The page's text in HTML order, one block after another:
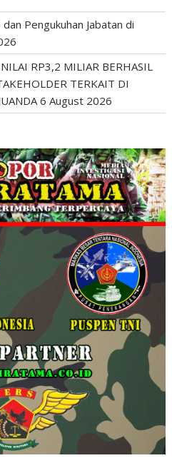
Pengukuhan Jabatan di
RP3,2 MILIAR BERHASIL
TERKAIT DI
6 August 2026